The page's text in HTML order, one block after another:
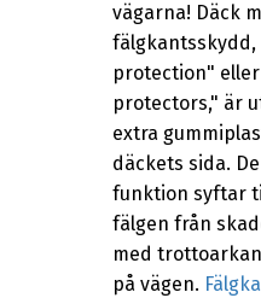
vägarna! Däck
protection"
protectors," är
extra
däckets sida.
funktion syftar
fälgen från
med
på vägen.